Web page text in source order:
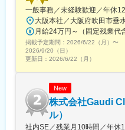
研修が入社後研修として
入社いただけます。
■配属後も丁寧なフォロー：
現場配属後は、OJTで独り
ォローアップ研修や、専
様々な研修をご用意してい
・ご自宅から1時間程度で
・スーパーフレックスタ
のスケジュールに合わせ
一般事務／未経験歓迎／年休
掲載予定期間： 2026/6/22（月） 〜
2026/9/20（日）
更新日： 2026/6/22（月）
New
株式会社Gaudi
ル）
社内SE／残業月10時間／年休